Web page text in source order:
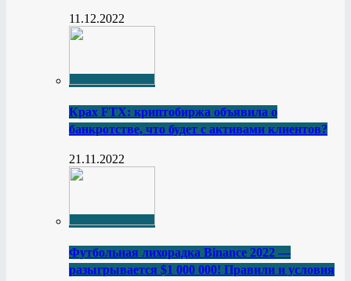
11.12.2022
Крах FTX: криптобиржа объявила о
банкротстве, что будет с активами клиентов?
21.11.2022
Футбольная лихорадка Binance 2022 —
разыгрывается $1 000 000! Правили и условия